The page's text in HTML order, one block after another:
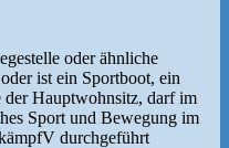
oder ähnliche
ist ein Sportboot, ein
der Hauptwohnsitz, darf im
Sport und Bewegung im
durchgeführt